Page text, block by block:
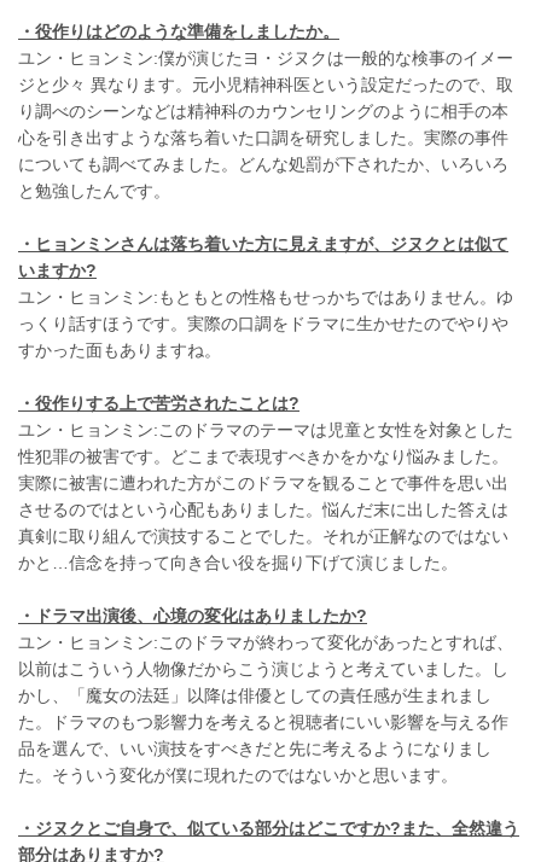
・役作りはどのような準備をしましたか。
ユン・ヒョンミン:僕が演じたヨ・ジヌクは一般的な検事のイメー
ジと少々 異なります。元小児精神科医という設定だったので、取
り調べのシーンなどは精神科のカウンセリングのように相手の本
心を引き出すような落ち着いた口調を研究しました。実際の事件
についても調べてみました。どんな処罰が下されたか、いろいろ
と勉強したんです。
・ヒョンミンさんは落ち着いた方に見えますが、ジヌクとは似て
いますか?
ユン・ヒョンミン:もともとの性格もせっかちではありません。ゆ
っくり話すほうです。実際の口調をドラマに生かせたのでやりや
すかった面もありますね。
・役作りする上で苦労されたことは?
ユン・ヒョンミン:このドラマのテーマは児童と女性を対象とした
性犯罪の被害です。どこまで表現すべきかをかなり悩みました。
実際に被害に遭われた方がこのドラマを観ることで事件を思い出
させるのではという心配もありました。悩んだ末に出した答えは
真剣に取り組んで演技することでした。それが正解なのではない
かと…信念を持って向き合い役を掘り下げて演じました。
・ドラマ出演後、心境の変化はありましたか?
ユン・ヒョンミン:このドラマが終わって変化があったとすれば、
以前はこういう人物像だからこう演じようと考えていました。し
かし、「魔女の法廷」以降は俳優としての責任感が生まれまし
た。ドラマのもつ影響力を考えると視聴者にいい影響を与える作
品を選んで、いい演技をすべきだと先に考えるようになりまし
た。そういう変化が僕に現れたのではないかと思います。
・ジヌクとご自身で、似ている部分はどこですか?また、全然違う
部分はありますか?